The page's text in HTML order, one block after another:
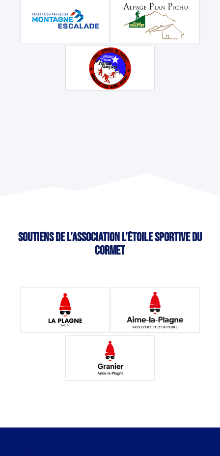
Soutiens de l’association L’étoile sportive du
Cormet